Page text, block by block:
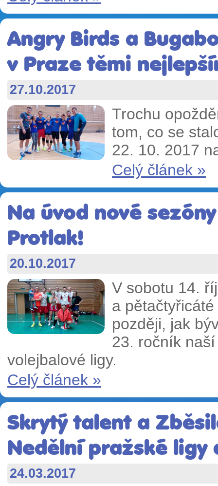
Angry Birds a
v Praze těmi
27.10.2017
Trochu
tom, co se
22. 10. 2017
Celý článek »
Na úvod nové
Protlak!
20.10.2017
V sobotu 14.
a
později, jak
23. ročník
volejbalové ligy.
Celý článek »
Skrytý talent a
Nedělní pražské
24.03.2017